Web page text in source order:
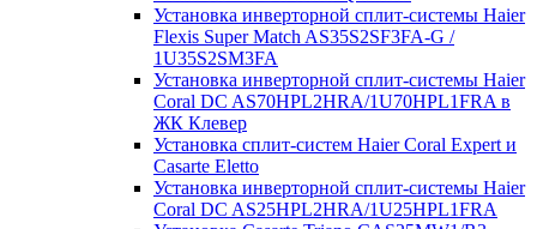
Установка инверторной сплит-системы Haier
Flexis Super Match AS35S2SF3FA-G /
1U35S2SM3FA
Установка инверторной сплит-системы Haier
Coral DC AS70HPL2HRA/1U70HPL1FRA в
ЖК Клевер
Установка сплит-систем Haier Coral Expert и
Casarte Eletto
Установка инверторной сплит-системы Haier
Coral DC AS25HPL2HRA/1U25HPL1FRA